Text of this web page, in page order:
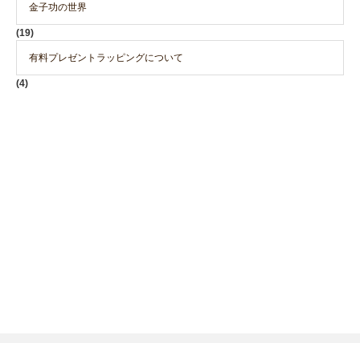
金子功の世界
(19)
有料プレゼントラッピングについて
(4)